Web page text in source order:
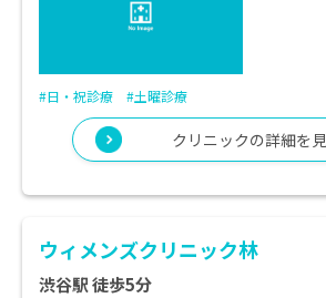
#日・祝診療 #土曜診療
クリニックの詳細を
ウィメンズクリニック林
渋谷駅 徒歩5分